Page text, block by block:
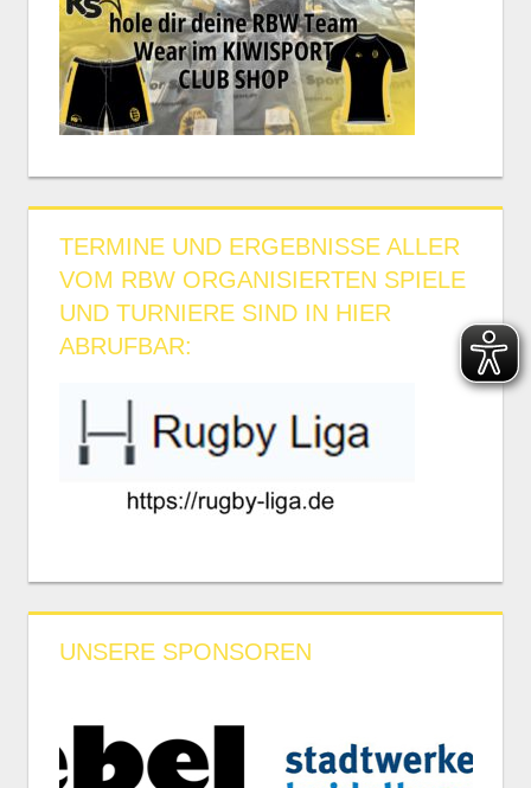
TERMINE UND ERGEBNISSE ALLER
VOM RBW ORGANISIERTEN SPIELE
UND TURNIERE SIND IN HIER
ABRUFBAR:
UNSERE SPONSOREN